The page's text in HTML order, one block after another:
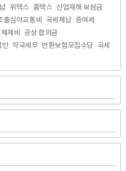
위택스 홈택스 산업재해 보삼금
출심야교통비 국세체납 증여세
체제비
공상 합의금
인 약국세무 반환보험모집수당 국세